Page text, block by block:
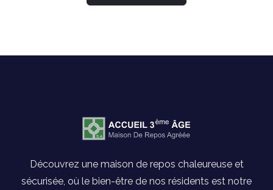
Découvrez une maison de repos chaleureuse et
sécurisée, où le bien-être de nos résidents est notre